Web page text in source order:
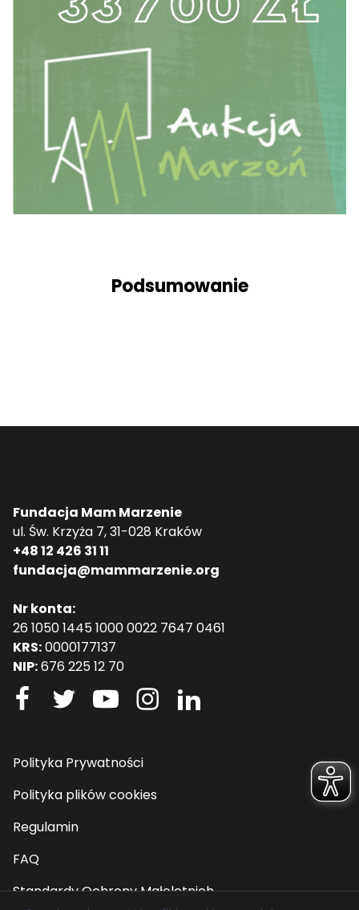
Podsumowanie
Fundacja Mam Marzenie
ul. Św. Krzyża 7, 31-028 Kraków
+48 12 426 31 11
fundacja@mammarzenie.org
Nr konta:
26 1050 1445 1000 0022 7647 0461
KRS:0000177137
NIP:676 225 12 70
Polityka Prywatności
Polityka plików cookies
Regulamin
FAQ
Standardy Ochrony Małoletnich